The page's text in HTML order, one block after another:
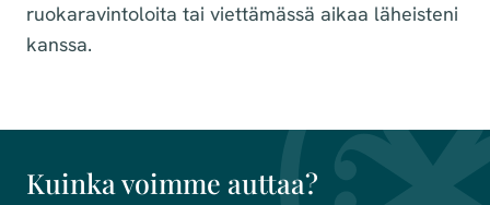
ruokaravintoloita tai viettämässä aikaa läheisteni
kanssa.
Kuinka voimme auttaa?